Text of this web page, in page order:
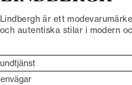
Lindbergh är ett
och autentiska stilar i modern